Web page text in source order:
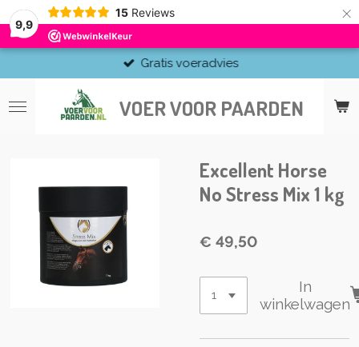
9,9
15 Reviews ×
VOER VOOR PAARDEN
Gratis voeradvies
Excellent Horse
No Stress Mix 1 kg
€ 49,50
In
winkelwagen